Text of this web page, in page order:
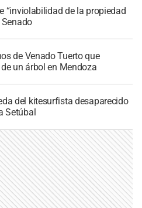
“inviolabilidad de la propiedad
de Venado Tuerto que
un árbol en Mendoza
del kitesurfista desaparecido
Setúbal